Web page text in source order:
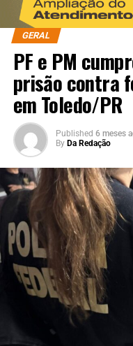
GERAL
PF e PM
prisão contra
em Toledo/PR
Published 6 meses
By Da Redação